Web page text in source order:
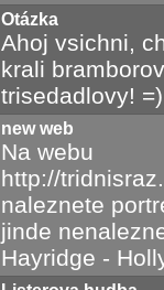
Otázka
Ahoj vsichni,
krali
trisedadlovy! =)
new web
Na webu
http://
naleznete
jinde
Hayridge -